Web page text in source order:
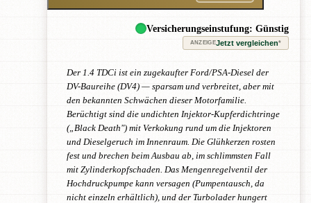
Versicherungseinstufung: Günstig
ANZEIGEJetzt vergleichen*
Der 1.4 TDCi ist ein zugekaufter Ford/PSA-Diesel der
DV-Baureihe (DV4) — sparsam und verbreitet, aber mit
den bekannten Schwächen dieser Motorfamilie.
Berüchtigt sind die undichten Injektor-Kupferdichtringe
(„Black Death") mit Verkokung rund um die Injektoren
und Dieselgeruch im Innenraum. Die Glühkerzen rosten
fest und brechen beim Ausbau ab, im schlimmsten Fall
mit Zylinderkopfschaden. Das Mengenregelventil der
Hochdruckpumpe kann versagen (Pumpentausch, da
nicht einzeln erhältlich), und der Turbolader hungert